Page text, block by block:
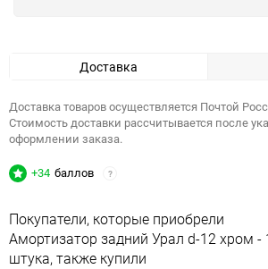
Доставка
Доставка товаров осуществляется Почтой
Стоимость доставки рассчитывается после
оформлении заказа.
+34 баллов ?
Покупатели, которые приобрели
Амортизатор задний Урал d-12 хром -
штука, также купили